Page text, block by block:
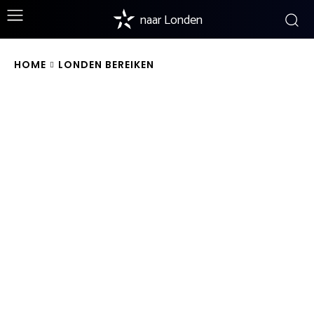
naar Londen
HOME LONDEN BEREIKEN